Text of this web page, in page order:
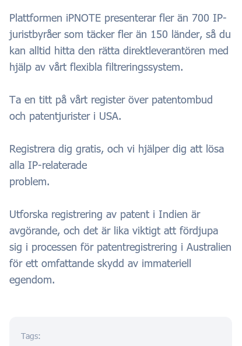
Plattformen iPNOTE presenterar fler än 700 IP-
juristbyråer som täcker fler än 150 länder, så du
kan alltid hitta den rätta direktleverantören med
hjälp av vårt flexibla filtreringssystem.
Ta en titt på vårt register över patentombud
och patentjurister i USA.
Registrera dig gratis, och vi hjälper dig att lösa
alla IP-relaterade
problem.
Utforska registrering av patent i Indien är
avgörande, och det är lika viktigt att fördjupa
sig i processen för patentregistrering i Australien
för ett omfattande skydd av immateriell
egendom.
Tags: